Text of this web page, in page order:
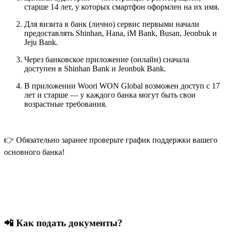
старше 14 лет, у которых смартфон оформлен на их имя.
Для визита в банк (лично) сервис первыми начали
предоставлять Shinhan, Hana, iM Bank, Busan, Jeonbuk и
Jeju Bank.
Через банковское приложение (онлайн) сначала
доступен в Shinhan Bank и Jeonbuk Bank.
В приложении Woori WON Global возможен доступ с 17
лет и старше — у каждого банка могут быть свои
возрастные требования.
👉 Обязательно заранее проверьте график поддержки вашего
основного банка!
📲 Как подать документы?